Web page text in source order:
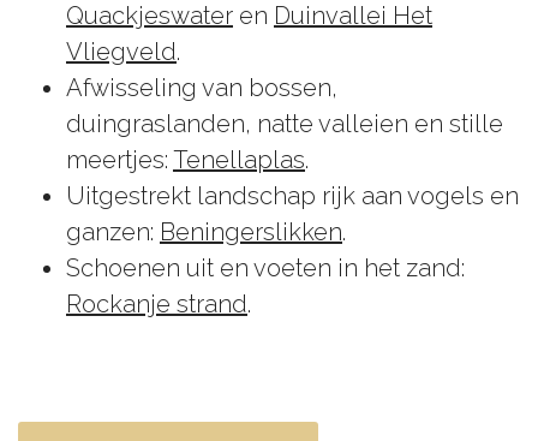
Quackjeswater en Duinvallei Het
Vliegveld.
Afwisseling van bossen,
duingraslanden, natte valleien en stille
meertjes: Tenellaplas.
Uitgestrekt landschap rijk aan vogels en
ganzen: Beningerslikken.
Schoenen uit en voeten in het zand:
Rockanje strand.